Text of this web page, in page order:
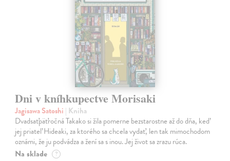
Dni v kníhkupectve Morisaki
Jagisawa Satoshi | Kniha
Dvadsaťpäťročná Takako si žila pomerne bezstarostne až do dňa, keď
jej priateľ Hideaki, za ktorého sa chcela vydať, len tak mimochodom
oznámi, že ju podvádza a žení sa s inou. Jej život sa zrazu rúca.
Na sklade ?